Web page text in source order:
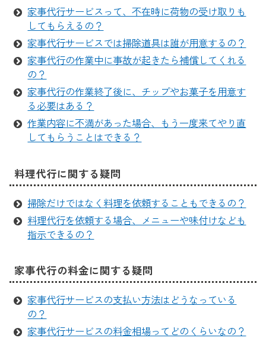
家事代行サービスって、不在時に荷物の受け取りも
してもらえるの？
家事代行サービスでは掃除道具は誰が用意するの？
家事代行の作業中に事故が起きたら補償してくれる
の？
家事代行の作業終了後に、チップやお菓子を用意す
る必要はある？
作業内容に不満があった場合、もう一度来てやり直
してもらうことはできる？
料理代行に関する疑問
掃除だけではなく料理を依頼することもできるの？
料理代行を依頼する場合、メニューや味付けなども
指示できるの？
家事代行の料金に関する疑問
家事代行サービスの支払い方法はどうなっている
の？
家事代行サービスの料金相場ってどのくらいなの？